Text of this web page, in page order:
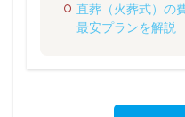
直葬（火葬式）の
最安プランを解説